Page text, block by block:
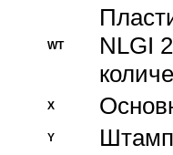
WT
NLGI
X
Y